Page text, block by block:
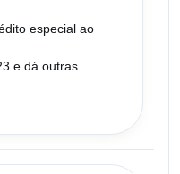
especial ao
e dá outras